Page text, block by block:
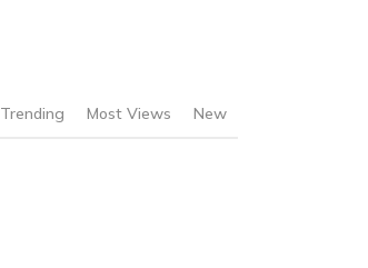
Trending Most Views New